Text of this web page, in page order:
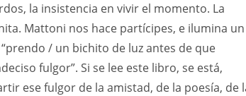
la insistencia en vivir el momento. La
Mattoni nos hace partícipes, e ilumina un
/ un bichito de luz antes de que
fulgor”. Si se lee este libro, se está,
ese fulgor de la amistad, de la poesía, de